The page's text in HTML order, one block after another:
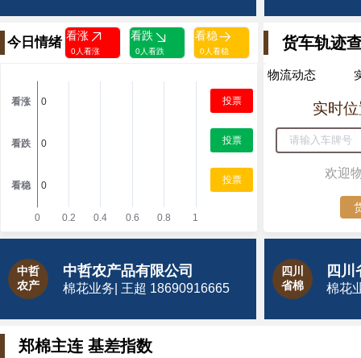
今日情绪 看涨
0人看涨
看跌
0人看跌
看稳
0人看稳
投票
投票
投票
货车轨迹
物流动态
实时
欢迎
中哲
农产
中哲农产品有限公司
棉花业务| 王超 18690916665
四川
省棉
四
棉花
郑棉主连 基差指数